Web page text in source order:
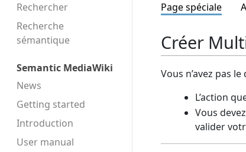
Rechercher
Recherche
sémantique
Semantic MediaWiki
News
Getting started
Introduction
User manual
Page spéciale
Créer
Vous n’avez pas
L’action
Vous
valider